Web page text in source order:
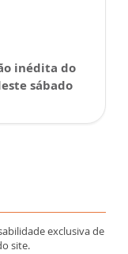
inédita do
sábado
exclusiva de
site.